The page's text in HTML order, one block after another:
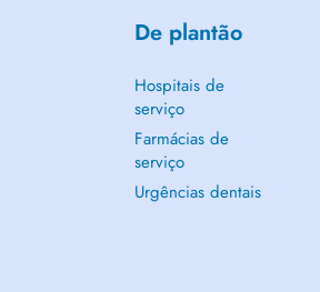
De plantão
Hospitais de
serviço
Farmácias de
serviço
Urgências dentais